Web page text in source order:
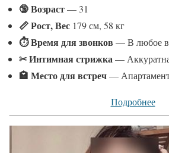
🔞 Возраст— 31
📏 Рост, Вес 179 см, 58 кг
⏱ Время для звонков — В любое
✂ Интимная стрижка—
🏩 Место для встреч—
Подробнее